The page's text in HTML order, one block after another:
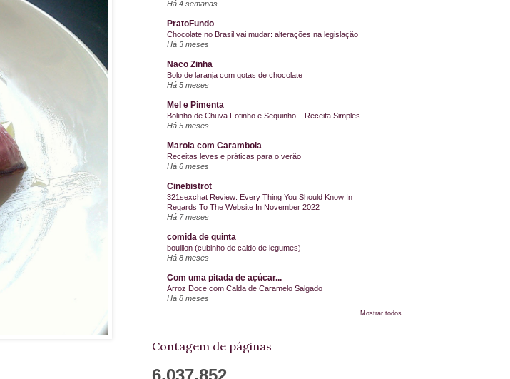
Há 4 semanas
PratoFundo
Chocolate no Brasil vai mudar: alterações na legislação
Há 3 meses
Naco Zinha
Bolo de laranja com gotas de chocolate
Há 5 meses
Mel e Pimenta
Bolinho de Chuva Fofinho e Sequinho – Receita Simples
Há 5 meses
Marola com Carambola
Receitas leves e práticas para o verão
Há 6 meses
Cinebistrot
321sexchat Review: Every Thing You Should Know In
Regards To The Website In November 2022
Há 7 meses
comida de quinta
bouillon (cubinho de caldo de legumes)
Há 8 meses
Com uma pitada de açúcar...
Arroz Doce com Calda de Caramelo Salgado
Há 8 meses
Mostrar todos
Contagem de páginas